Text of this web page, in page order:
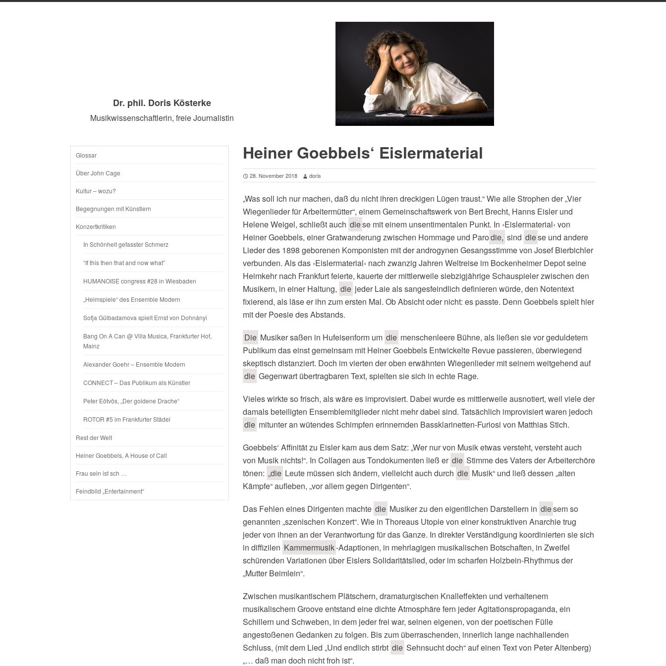
Dr. phil. Doris Kösterke
Musikwissenschaftlerin, freie Journalistin
SKIP
CONTENT
Glossar
Über John Cage
Kultur – wozu?
Begegnungen mit Künstlern
Konzertkritiken
In Schönheit gefasster Schmerz
“If this then that and now what”
HUMANOISE congress #28 in Wiesbaden
„Heimspiele“ des Ensemble Modern
Sofja Gülbadamova spielt Ernst von Dohnányi
Bang On A Can @ Villa Musica, Frankfurter Hof,
Mainz
Alexander Goehr – Ensemble Modern
CONNECT – Das Publikum als Künstler
Peter Eötvös, „Der goldene Drache“
ROTOR #5 im Frankfurter Städel
Rest der Welt
Heiner Goebbels, A House of Call
Frau sein ist sch …
Feindbild „Entertainment“
Heiner Goebbels‘ Eislermaterial
28. November 2018 doris
„Was soll ich nur machen, daß du nicht ihren dreckigen Lügen traust.“ Wie alle Strophen der „Vier
Wiegenlieder für Arbeitermütter“, einem Gemeinschaftswerk von Bert Brecht, Hanns Eisler und
Helene Weigel, schließt auch diese mit einem unsentimentalen Punkt. In ›Eislermaterial‹ von
Heiner Goebbels, einer Gratwanderung zwischen Hommage und Parodie, sind diese und andere
Lieder des 1898 geborenen Komponisten mit der androgynen Gesangsstimme von Josef Bierbichler
verbunden. Als das ›Eislermaterial‹ nach zwanzig Jahren Weltreise im Bockenheimer Depot seine
Heimkehr nach Frankfurt feierte, kauerte der mittlerweile siebzigjährige Schauspieler zwischen den
Musikern, in einer Haltung, die jeder Laie als sangesfeindlich definieren würde, den Notentext
fixierend, als läse er ihn zum ersten Mal. Ob Absicht oder nicht: es passte. Denn Goebbels spielt hier
mit der Poesie des Abstands.
Die Musiker saßen in Hufeisenform um die menschenleere Bühne, als ließen sie vor geduldetem
Publikum das einst gemeinsam mit Heiner Goebbels Entwickelte Revue passieren, überwiegend
skeptisch distanziert. Doch im vierten der oben erwähnten Wiegenlieder mit seinem weitgehend auf
die Gegenwart übertragbaren Text, spielten sie sich in echte Rage.
Vieles wirkte so frisch, als wäre es improvisiert. Dabei wurde es mittlerweile ausnotiert, weil viele der
damals beteiligten Ensemblemitglieder nicht mehr dabei sind. Tatsächlich improvisiert waren jedoch
die mitunter an wütendes Schimpfen erinnernden Bassklarinetten-Furiosi von Matthias Stich.
Goebbels‘ Affinität zu Eisler kam aus dem Satz: „Wer nur von Musik etwas versteht, versteht auch
von Musik nichts!“. In Collagen aus Tondokumenten ließ er die Stimme des Vaters der Arbeiterchöre
tönen: „die Leute müssen sich ändern, vielleicht auch durch die Musik“ und ließ dessen „alten
Kämpfe“ aufleben, „vor allem gegen Dirigenten“.
Das Fehlen eines Dirigenten machte die Musiker zu den eigentlichen Darstellern in diesem so
genannten „szenischen Konzert“. Wie in Thoreaus Utopie von einer konstruktiven Anarchie trug
jeder von ihnen an der Verantwortung für das Ganze. In direkter Verständigung koordinierten sie sich
in diffizilen Kammermusik-Adaptionen, in mehrlagigen musikalischen Botschaften, in Zweifel
schürenden Variationen über Eislers Solidaritätslied, oder im scharfen Holzbein-Rhythmus der
„Mutter Beimlein“.
Zwischen musikantischem Plätschern, dramaturgischen Knalleffekten und verhaltenem
musikalischem Groove entstand eine dichte Atmosphäre fern jeder Agitationspropaganda, ein
Schillern und Schweben, in dem jeder frei war, seinen eigenen, von der poetischen Fülle
angestoßenen Gedanken zu folgen. Bis zum überraschenden, innerlich lange nachhallenden
Schluss, (mit dem Lied „Und endlich stirbt die Sehnsucht doch“ auf einen Text von Peter Altenberg)
„… daß man doch nicht froh ist“.